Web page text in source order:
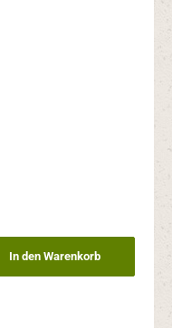
In den Warenkorb